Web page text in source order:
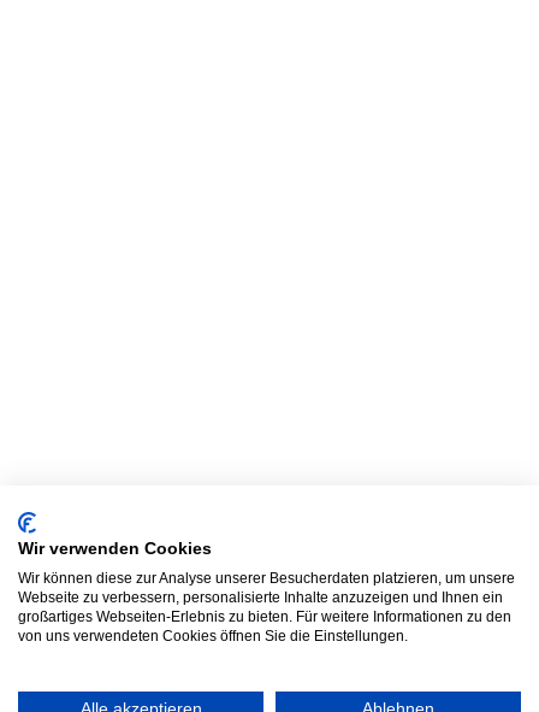
Wir verwenden Cookies
Wir können diese zur Analyse unserer Besucherdaten platzieren, um unsere
Webseite zu verbessern, personalisierte Inhalte anzuzeigen und Ihnen ein
großartiges Webseiten-Erlebnis zu bieten. Für weitere Informationen zu den
von uns verwendeten Cookies öffnen Sie die Einstellungen.